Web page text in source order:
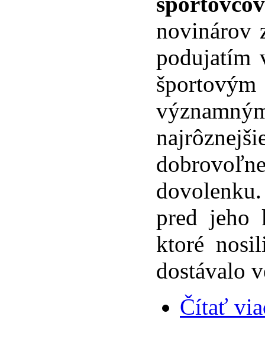
novinárov
podujatím
pred jeho
ktoré
dostávalo
Čítať